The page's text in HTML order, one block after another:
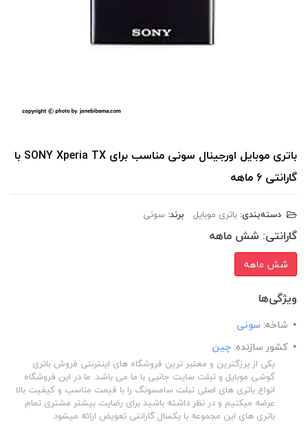
باتری موبایل اورجینال سونی مناسب برای SONY Xperia TX با
گارانتی 6 ماهه
دسته‌بندی: باتری موبایل برند: سونی
گارانتی: شش ماهه
شش ماهه
ویژگی‌ها
شاخه: سونی
کشور سازنده: چین
یکی از برزگترین و معتبر ترین فروشگاه های اینترنتی فروش باتری
گوشی موبایل و تبلت سایت جانبی با ما می باشد. ما در این فروشگاه
انواع باتری های اصلی تبلت سامسونگ را با قیمت مناسب و کیفیت بالا
عرضه میکنیم و در نظر داشته باشید برای رضایت بیشتر مشتری تمام
باتری های این مجموعه با یکسال گارانتی تعویض ارائه میشود.